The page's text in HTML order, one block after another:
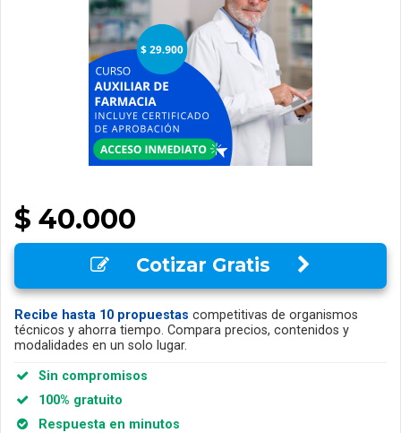
$ 40.000
Cotizar Gratis
Recibe hasta 10 propuestas competitivas de organismos
técnicos y ahorra tiempo. Compara precios, contenidos y
modalidades en un solo lugar.
Sin compromisos
100% gratuito
Respuesta en minutos